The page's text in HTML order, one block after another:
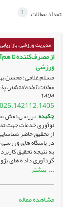
تعداد مقالات: 1
مدیریت ورزشی، بازاریابی
از مصرف‌کننده تا
ورزشی
مسلم غلامی؛ محسن
مقالات آماده انتشار،
1404
چکیده بررسی نقش
نوآوری خدمات جهت
از تحقیق حاضر
در باشگاه های
به نتیجه تحقیق
گردآوری داد ه های
... بیشتر
مشاهده مقاله